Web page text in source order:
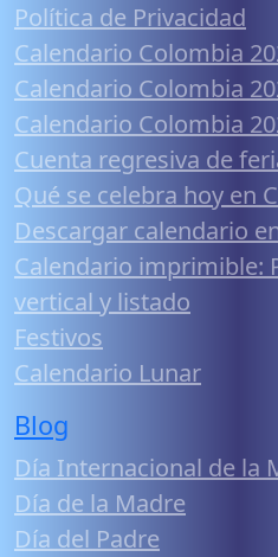
Política de Privacidad
Calendario Colombia
Calendario Colombia
Calendario Colombia
Cuenta regresiva de
Qué se celebra hoy en
Descargar calendario
Calendario imprimible:
vertical y listado
Festivos
Calendario Lunar
Blog
Día Internacional de la
Día de la Madre
Día del Padre